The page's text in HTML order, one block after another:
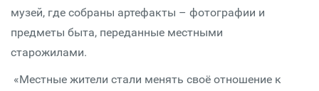
музей, где собраны артефакты – фотографии и
предметы быта, переданные местными
старожилами.
«Местные жители стали менять своё отношение к